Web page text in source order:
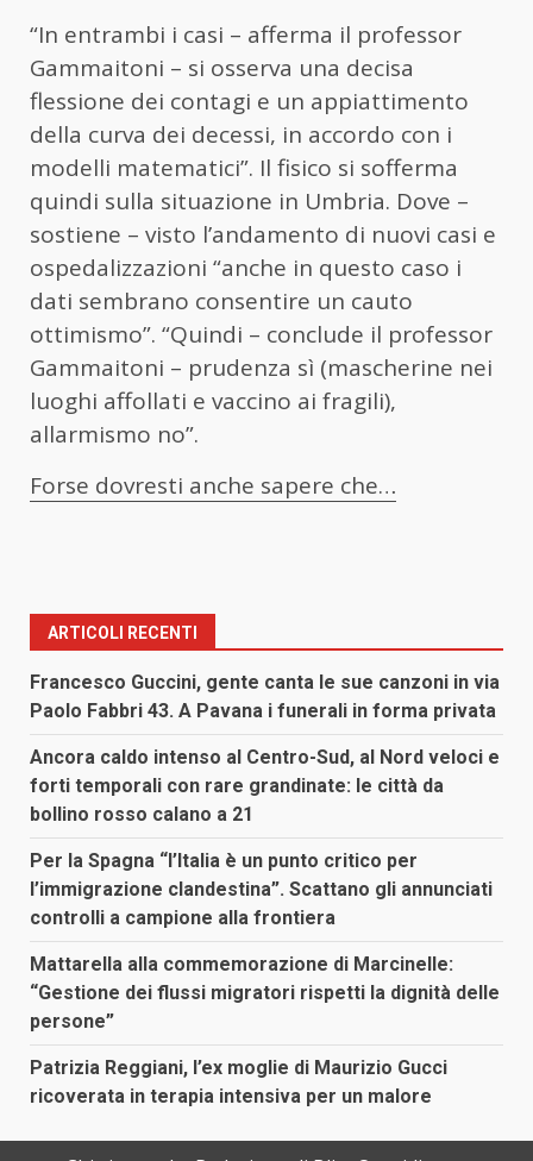
“In entrambi i casi – afferma il professor
Gammaitoni – si osserva una decisa
flessione dei contagi e un appiattimento
della curva dei decessi, in accordo con i
modelli matematici”. Il fisico si sofferma
quindi sulla situazione in Umbria. Dove –
sostiene – visto l’andamento di nuovi casi e
ospedalizzazioni “anche in questo caso i
dati sembrano consentire un cauto
ottimismo”. “Quindi – conclude il professor
Gammaitoni – prudenza sì (mascherine nei
luoghi affollati e vaccino ai fragili),
allarmismo no”.
Forse dovresti anche sapere che…
ARTICOLI RECENTI
Francesco Guccini, gente canta le sue canzoni in via
Paolo Fabbri 43. A Pavana i funerali in forma privata
Ancora caldo intenso al Centro-Sud, al Nord veloci e
forti temporali con rare grandinate: le città da
bollino rosso calano a 21
Per la Spagna “l’Italia è un punto critico per
l’immigrazione clandestina”. Scattano gli annunciati
controlli a campione alla frontiera
Mattarella alla commemorazione di Marcinelle:
“Gestione dei flussi migratori rispetti la dignità delle
persone”
Patrizia Reggiani, l’ex moglie di Maurizio Gucci
ricoverata in terapia intensiva per un malore